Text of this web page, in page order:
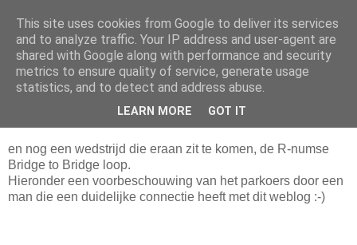
Da_Blog
You don't put a bumpersticker on a Bentley
zondag, augustus 29, 2010
en nog een wedstrijd die eraan zit te komen, de R-numse
Bridge to Bridge loop.
Hieronder een voorbeschouwing van het parkoers door een
man die een duidelijke connectie heeft met dit weblog :-)
This site uses cookies from Google to deliver its services
and to analyze traffic. Your IP address and user-agent are
shared with Google along with performance and security
metrics to ensure quality of service, generate usage
statistics, and to detect and address abuse.
LEARN MORE GOT IT